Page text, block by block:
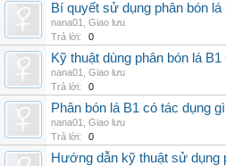
Bí quyết sử dụng phân bón
nana01
Giao lưu
Trả lời:
0
Kỹ thuật dùng phân bón lá
nana01
Giao lưu
Trả lời:
0
Phân bón lá B1 có tác dụng
nana01
Giao lưu
Trả lời:
0
Hướng dẫn kỹ thuật sử dụng